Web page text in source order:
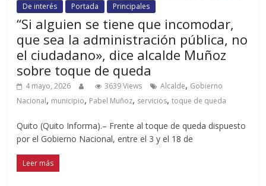
De interés Portada Principales
“Si alguien se tiene que incomodar,
que sea la administración pública, no
el ciudadano», dice alcalde Muñoz
sobre toque de queda
4 mayo, 2026 3639 Views Alcalde, Gobierno
Nacional, municipio, Pabel Muñoz, servicios,toque de queda
Quito (Quito Informa).– Frente al toque de queda dispuesto
por el Gobierno Nacional, entre el 3 y el 18 de
Leer más